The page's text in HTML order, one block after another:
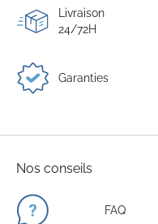
Livraison
24/72H
Garanties
Nos conseils
FAQ